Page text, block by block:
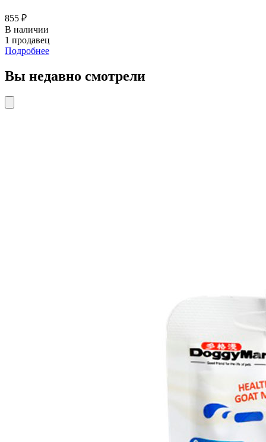
855 ₽
В наличии
1 продавец
Подробнее
Вы недавно смотрели